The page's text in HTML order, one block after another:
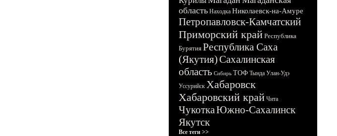
область Находка Николаевск-на-Амуре
Петропавловск-Камчатский
Приморский край Республика
Бурятия Республика Саха
(Якутия)Сахалинская
область Сибирь ТОФ Тында Улан-Удэ
Уссурийск Хабаровск
Хабаровский край Чита
ЧукоткаЮжно-Сахалинск
Якутск
Все теги >>